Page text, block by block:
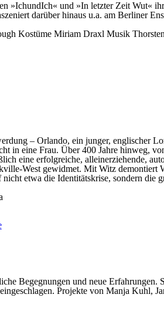
»IchundIch« und »In letzter Zeit Wut«
darüber hinaus u.a. am Berliner
Kostüme Miriam DraxlMusik
– Orlando, ein junger, englischer
in eine Frau. Über 400 Jahre hinweg,
eine erfolgreiche, alleinerziehende,
West gewidmet. Mit Witz demontiert
etwa die Identitätskrise, sondern die
Begegnungen und neue
Projekte von Manja Kuhl,